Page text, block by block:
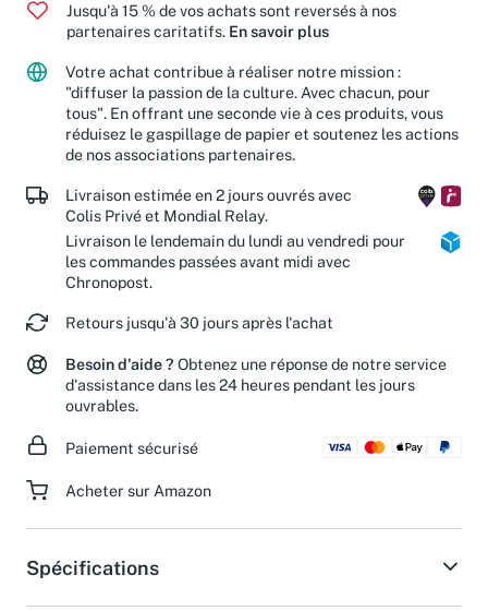
Jusqu'à 15 % de vos achats sont reversés à nos
partenaires caritatifs. En savoir plus
Votre achat contribue à réaliser notre mission :
"diffuser la passion de la culture. Avec chacun, pour
tous". En offrant une seconde vie à ces produits, vous
réduisez le gaspillage de papier et soutenez les actions
de nos associations partenaires.
Livraison estimée en 2 jours ouvrés avec
Colis Privé et Mondial Relay.
Livraison le lendemain du lundi au vendredi pour
les commandes passées avant midi avec
Chronopost.
Retours jusqu'à 30 jours après l'achat
Besoin d'aide ? Obtenez une réponse de notre service
d'assistance dans les 24 heures pendant les jours
ouvrables.
Paiement sécurisé
Acheter sur Amazon
Spécifications